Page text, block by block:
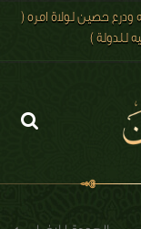
حصين لولاة امره (
للدولة )